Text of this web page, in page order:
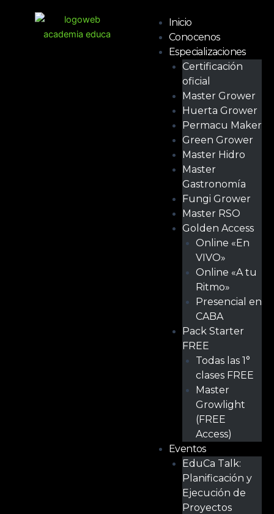
Inicio
Conocenos
Especializaciones
Certificación
oficial
Master Grower
Huerta Grower
Permacu Maker
Green Grower
Master Hidro
Master
Gastronomía
Fungi Grower
Master RSO
Golden Access
Online «En
VIVO»
Online «A tu
Ritmo»
Presencial en
CABA
Pack Starter
FREE
Todas las 1°
clases FREE
Master
Growlight
(FREE
Access)
Eventos
EduCa Talk:
Planificación y
Ejecución de
Proyectos
Menú